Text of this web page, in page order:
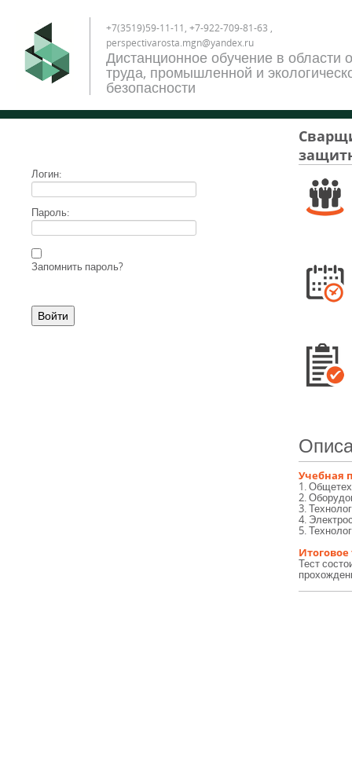
+7(3519)59-11-11, +7-922-709-81-63 ,
perspectivarosta.mgn@yandex.ru
Дистанционное обучение в области
труда, промышленной и
безопасности
Логин:
Пароль:
Запомнить пароль?
Учебная
1.
2.
3.
4.
5.
Тест